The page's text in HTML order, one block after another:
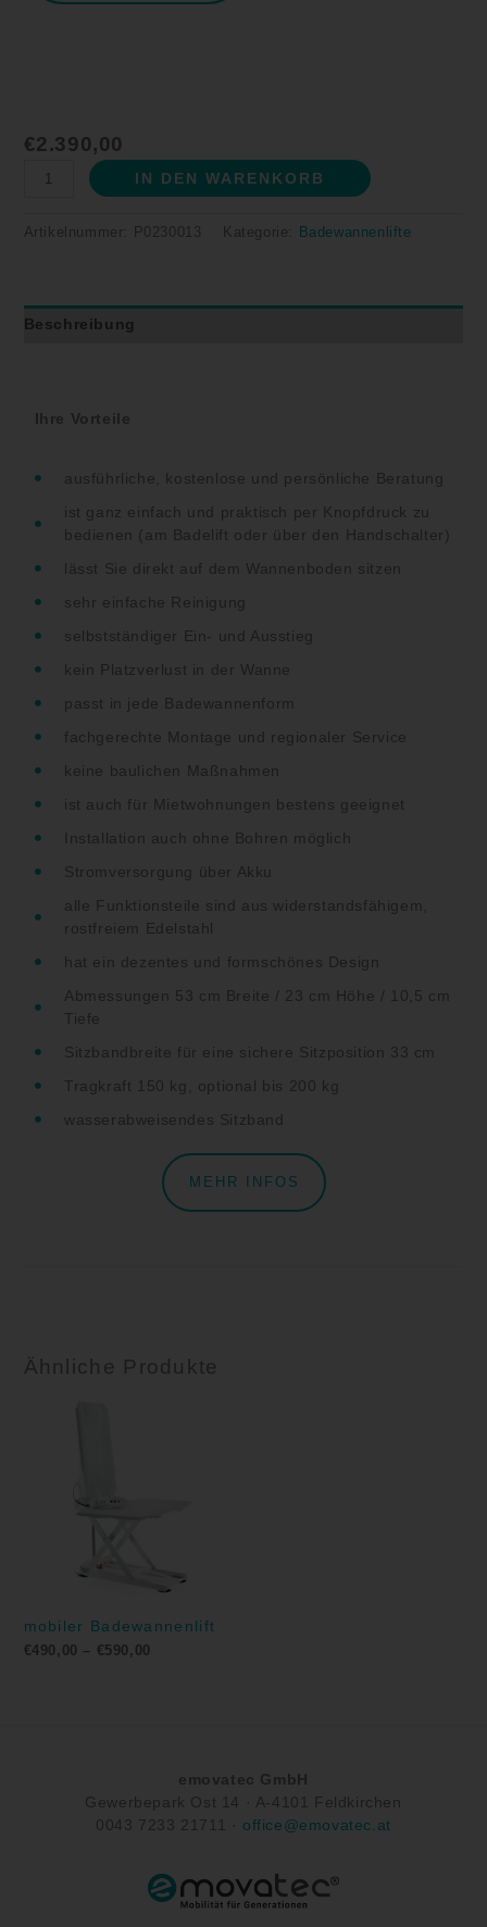
€2.390,00
IN DEN WARENKORB
Artikelnummer: P0230013 Kategorie: Badewannenlifte
Beschreibung
Ihre Vorteile
ausführliche, kostenlose und persönliche Beratung
ist ganz einfach und praktisch per Knopfdruck zu
bedienen (am Badelift oder über den Handschalter)
lässt Sie direkt auf dem Wannenboden sitzen
sehr einfache Reinigung
selbstständiger Ein- und Ausstieg
kein Platzverlust in der Wanne
passt in jede Badewannenform
fachgerechte Montage und regionaler Service
keine baulichen Maßnahmen
ist auch für Mietwohnungen bestens geeignet
Installation auch ohne Bohren möglich
Stromversorgung über Akku
alle Funktionsteile sind aus widerstandsfähigem,
rostfreiem Edelstahl
hat ein dezentes und formschönes Design
Abmessungen 53 cm Breite / 23 cm Höhe / 10,5 cm
Tiefe
Sitzbandbreite für eine sichere Sitzposition 33 cm
Tragkraft 150 kg, optional bis 200 kg
wasserabweisendes Sitzband
MEHR INFOS
Ähnliche Produkte
mobiler Badewannenlift
€490,00 – €590,00
emovatec GmbH
Gewerbepark Ost 14 · A-4101 Feldkirchen
0043 7233 21711 · office@emovatec.at